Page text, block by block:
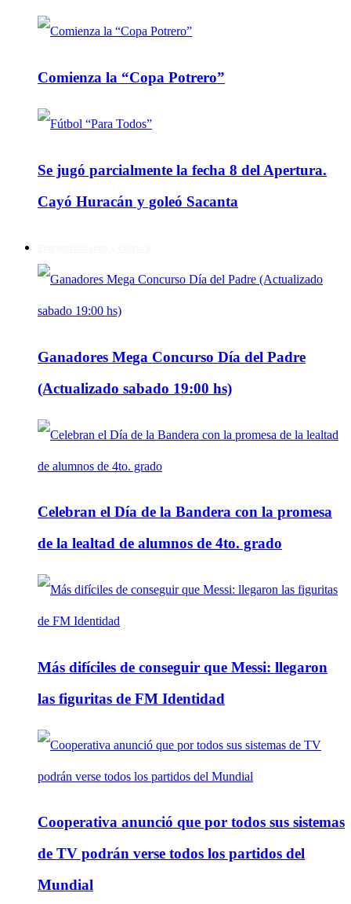
Comienza la “Copa Potrero”
Se jugó parcialmente la fecha 8 del Apertura.
Cayó Huracán y goleó Sacanta
Ganadores Mega Concurso Día del Padre
(Actualizado sabado 19:00 hs)
Celebran el Día de la Bandera con la promesa
de la lealtad de alumnos de 4to. grado
Más difíciles de conseguir que Messi: llegaron
las figuritas de FM Identidad
Cooperativa anunció que por todos sus sistemas
de TV podrán verse todos los partidos del
Mundial